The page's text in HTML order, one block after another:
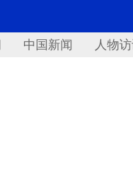
中国新闻 人物